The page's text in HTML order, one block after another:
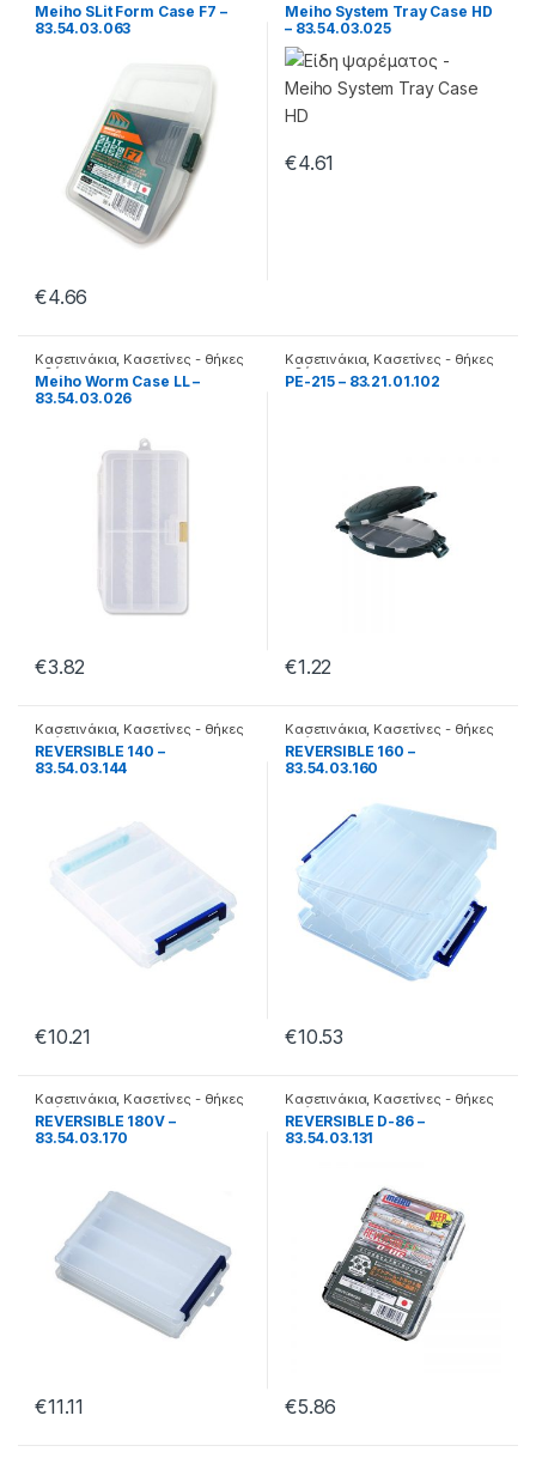
Meiho SLit Form Case F7 –
83.54.03.063
€4.66
Meiho System Tray Case HD
– 83.54.03.025
€4.61
Κασετινάκια, Κασετίνες - θήκες
- βάσεις
Meiho Worm Case LL –
83.54.03.026
€3.82
Κασετινάκια, Κασετίνες - θήκες
- βάσεις
PE-215 – 83.21.01.102
€1.22
Κασετινάκια, Κασετίνες - θήκες
- βάσεις
REVERSIBLE 140 –
83.54.03.144
€10.21
Κασετινάκια, Κασετίνες - θήκες
- βάσεις
REVERSIBLE 160 –
83.54.03.160
€10.53
Κασετινάκια, Κασετίνες - θήκες
- βάσεις
REVERSIBLE 180V –
83.54.03.170
€11.11
Κασετινάκια, Κασετίνες - θήκες
- βάσεις
REVERSIBLE D-86 –
83.54.03.131
€5.86